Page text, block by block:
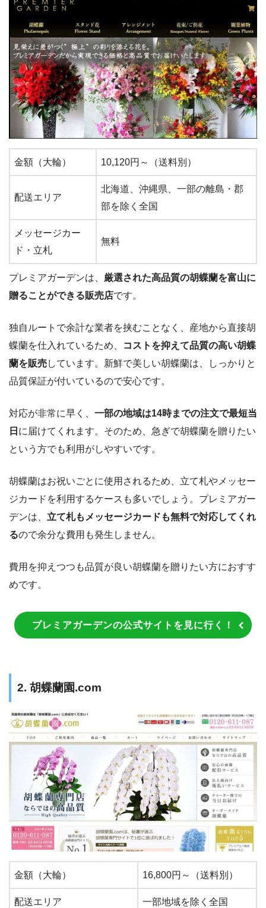
金額（大輪） 10,120円～（送料別）
配送エリア
北海道、沖縄県、一部の離島・郡
部を除く全国
メッセージカー
ド・立札
無料
プレミアガーデンは、 厳選された高品質の胡蝶蘭を富山に
贈ることができる販売店です。
独自ルートで余計な業者を挟むことなく、産地から直接胡
蝶蘭を仕入れているため、
コストを抑えて品質の高い胡蝶
蘭を販売しています。新鮮で美しい胡蝶蘭は、しっかりと
品質保証が付いているので安心です。
対応が非常に早く、 一部の地域は14時までの注文で最短当
日 に届けてくれます。そのため、急ぎで胡蝶蘭を贈りたい
という方でも利用がしやすいです。
胡蝶蘭はお祝いごとに使用されるため、立て札やメッセー
ジカードを利用するケースも多いでしょう。プレミアガー
デンは、 立て札もメッセージカードも無料で対応してくれ
るので余分な費用も発生しません。
費用を抑えつつも品質が良い胡蝶蘭を贈りたい方におすす
めです。
プレミアガーデンの公式サイトを見に行く！
2. 胡蝶蘭園.com
金額（大輪） 16,800円～（送料別）
配送エリア 一部地域を除く全国